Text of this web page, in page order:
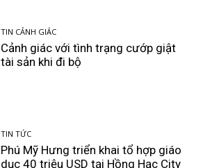
TIN CẢNH GIÁC
Cảnh giác với tình trạng cướp giật
tài sản khi đi bộ
TIN TỨC
Phú Mỹ Hưng triển khai tổ hợp giáo
dục 40 triệu USD tại Hồng Hạc City